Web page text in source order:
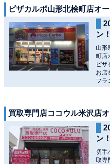
ピザカルボ山形北桧町店オー
ン！
山形
町店
ピザ
お店
フラ
買取専門店ココウル米沢店オ
ン！
切手
取専